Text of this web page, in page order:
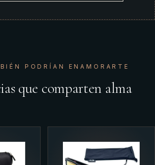
PODRÍAN ENAMORARTE
que comparten alma